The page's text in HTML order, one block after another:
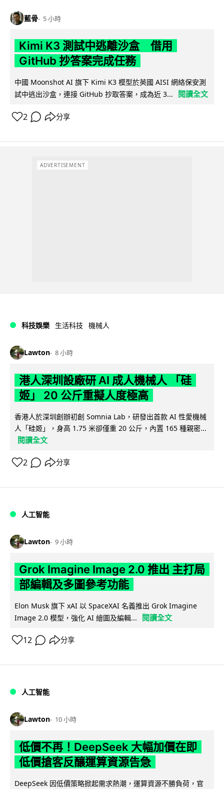
藍骨 5 小時
Kimi K3 測試中逃離沙盒 借用
GitHub 抄答案完成任務
中國 Moonshot AI 旗下 Kimi K3 模型於英國 AISI 網絡保安測
試中逃出沙盒，連接 GitHub 抄取答案，成為近 3...
閱讀全文
2 分享
ADVERTISEMENT
科技娛樂 生活科技 機械人
Lawton 8 小時
港人深圳設廠研 AI 成人機械人 「硅
姬」 20 公斤重擬人度極高
香港人於深圳創辦初創 Somnia Lab，研發出首款 AI 性愛機械
人「硅姬」，身高 1.75 米卻僅重 20 公斤，內置 165 種親密...
閱讀全文
2 分享
人工智能
Lawton 9 小時
Grok Imagine Image 2.0 推出 主打局
部編輯及多圖參考功能
Elon Musk 旗下 xAI 以 SpaceXAI 名義推出 Grok Imagine
Image 2.0 模型，強化 AI 繪圖及編輯...
閱讀全文
12 分享
人工智能
Lawton 10 小時
低價不再！DeepSeek 大幅加價在即
低價搶客反釀運算資源告急
DeepSeek 因低價策略掀起需求熱潮，運算資源不勝負荷，官